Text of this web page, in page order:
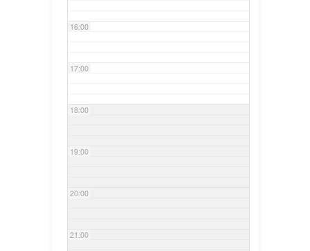
16:00
17:00
18:00
19:00
20:00
21:00